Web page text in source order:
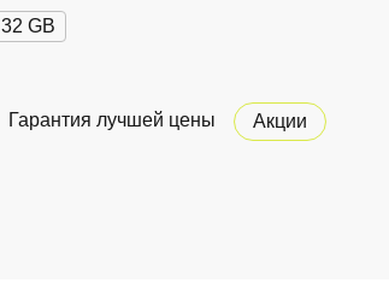
32 GB
Гарантия лучшей цены Акции